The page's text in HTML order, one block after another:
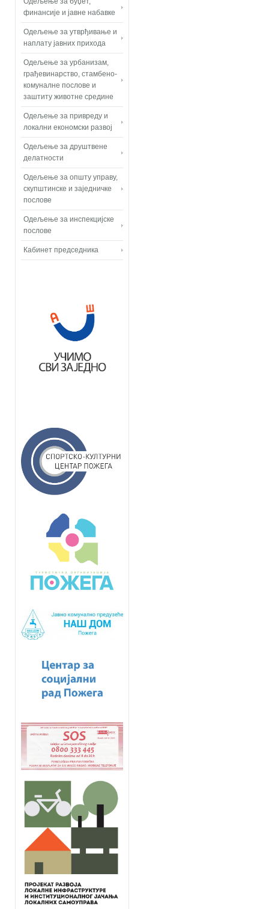
финансије и јавне набавке
Одељење за утврђивање и
наплату јавних прихода
Одељење за урбанизам,
грађевинарство, стамбено-
комуналне послове и
заштиту животне средине
Одељење за привреду и
локални економски развој
Одељење за друштвене
делатности
Одељење за општу управу,
скупштинске и заједничке
послове
Одељење за инспекцијске
послове
Кабинет председника